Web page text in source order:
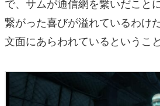
で、サムが通信網を繋いだこと
繋がった喜びが溢れているわけ
文面にあらわれているというこ